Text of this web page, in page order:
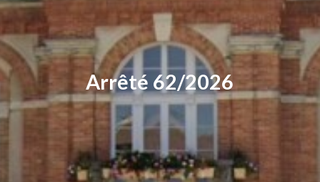
Arrêté 62/2026